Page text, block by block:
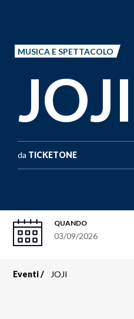
MUSICA E SPETTACOLO
JOJI
da TICKETONE
QUANDO
03/09/2026
Eventi JOJI